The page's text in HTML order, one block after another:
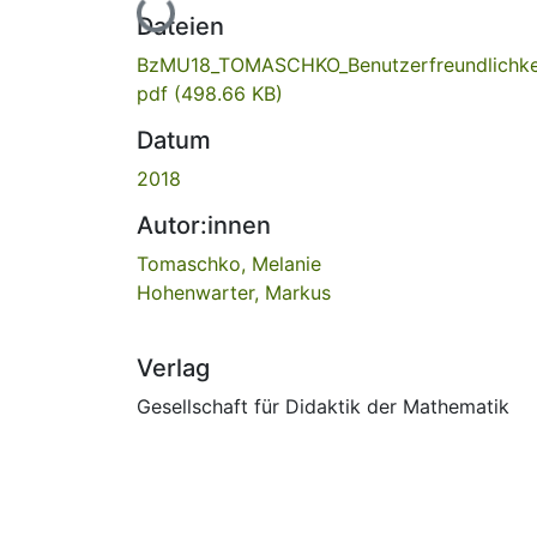
Lade...
Dateien
pdf (498.66 KB)
Datum
2018
Autor:innen
Tomaschko, Melanie
Hohenwarter, Markus
Verlag
Gesellschaft für Didaktik der Mathematik